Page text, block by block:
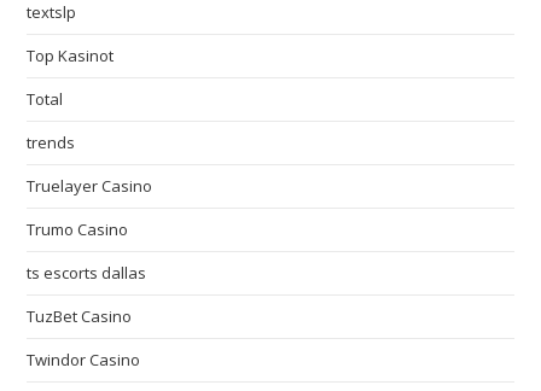
textslp
Top Kasinot
Total
trends
Truelayer Casino
Trumo Casino
ts escorts dallas
TuzBet Casino
Twindor Casino